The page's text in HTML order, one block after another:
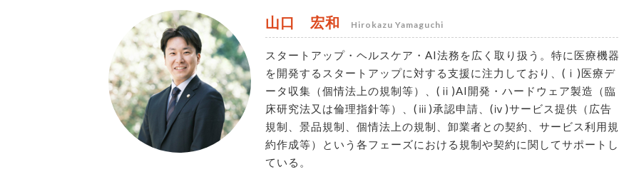
山口 宏和 Hirokazu Yamaguchi
スタートアップ・ヘルスケア・AI法務を広く取り扱う。特に医療機器
を開発するスタートアップに対する支援に注力しており、(ⅰ)医療デ
ータ収集（個情法上の規制等）、(ⅱ)AI開発・ハードウェア製造（臨
床研究法又は倫理指針等）、(ⅲ)承認申請、(ⅳ)サービス提供（広告
規制、景品規制、個情法上の規制、卸業者との契約、サービス利用規
約作成等）という各フェーズにおける規制や契約に関してサポートし
ている。